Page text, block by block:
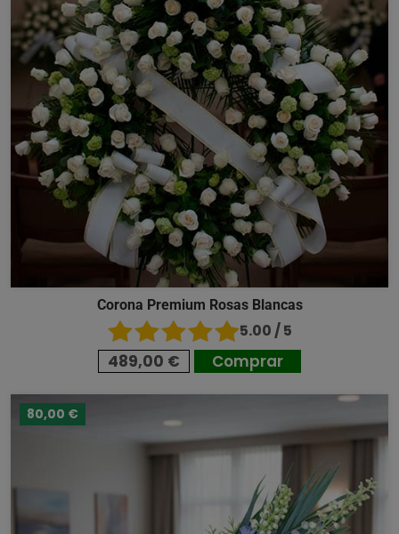
Corona Premium Rosas Blancas
5.00 / 5
489,00 € Comprar
80,00 €